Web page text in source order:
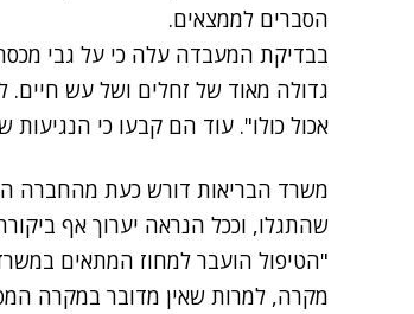
הסברים לממצאים.
בבדיקת המעבדה עלה כי על גבי
גדולה מאוד של זחלים ושל עש חיים.
אכול כולו". עוד הם קבעו כי
משרד הבריאות דורש כעת מהחברה
שהתגלו, וככל הנראה יערוך אף
"הטיפול הועבר למחוז המתאים
מקרה, למרות שאין מדובר במקרה